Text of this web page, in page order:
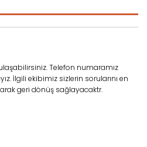
Telefon numaramız
İlgili ekibimiz sizlerin sorularını en
geri dönüş sağlayacaktr.